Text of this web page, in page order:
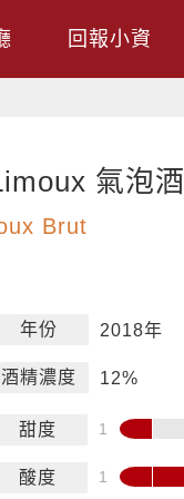
回報小資
氣泡酒
Brut
年份 2018年
酒精濃度 12%
甜度
酸度